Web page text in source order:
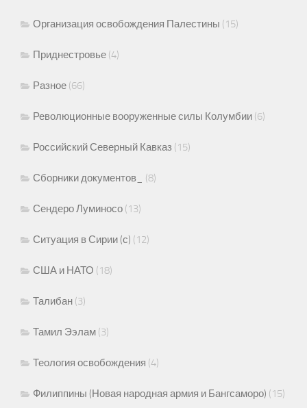
Организация освобождения Палестины (15)
Приднестровье (4)
Разное (66)
Революционные вооруженные силы Колумбии (6)
Российский Северный Кавказ (15)
Сборники документов_ (8)
Сендеро Луминосо (13)
Ситуация в Сирии (с) (12)
США и НАТО (18)
Талибан (3)
Тамил Ээлам (3)
Теология освобождения (4)
Филиппины (Новая народная армия и Бангсаморо) (15)